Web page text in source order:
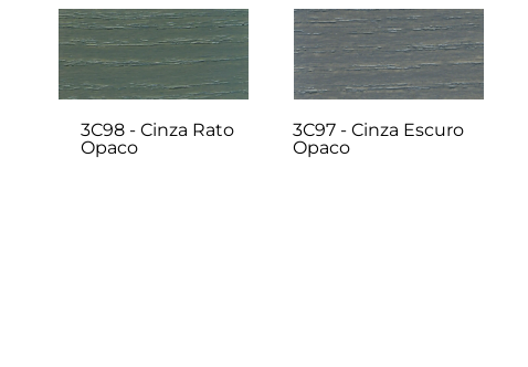
3C98 - Cinza Rato
Opaco
3C97 - Cinza Escuro
Opaco